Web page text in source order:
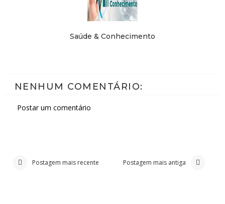
Saúde & Conhecimento
NENHUM COMENTÁRIO:
Postar um comentário
Postagem mais recente Postagem mais antiga